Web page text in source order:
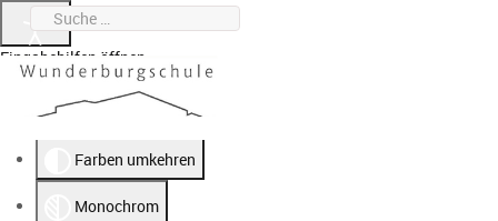
Eingabehilfen öffnen
Farben umkehren
Monochrom
Suchen